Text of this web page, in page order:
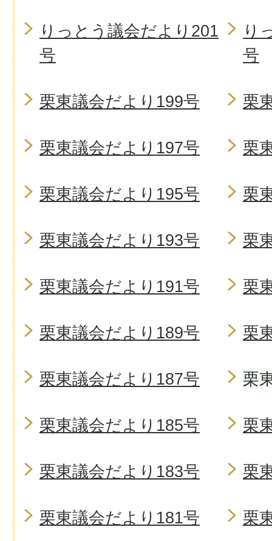
りっとう議会だより201
号
り
号
栗東議会だより199号 栗
栗東議会だより197号 栗
栗東議会だより195号 栗
栗東議会だより193号 栗
栗東議会だより191号 栗
栗東議会だより189号 栗
栗東議会だより187号 栗
栗東議会だより185号 栗
栗東議会だより183号 栗
栗東議会だより181号 栗